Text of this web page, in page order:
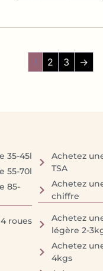
1 2 3 →
35-45l
55-70l
85-
roues
Achetez
TSA
Achetez
chiffre
Achetez
légère 2-
Achetez
4kgs